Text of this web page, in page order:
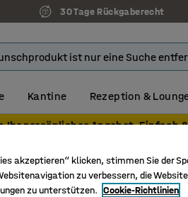
30 Tage Rückgaberecht
Kantine Rezeption &
Ihr persönliches Angebot. Einfach
akzeptieren“ klicken, stimmen Sie der
zu verbessern, die
zu unterstützen. Cookie-Richtlinien